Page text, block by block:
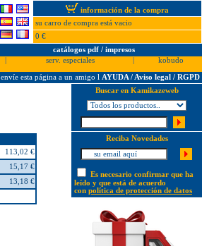
información de la compra
su carro de compra está vacio
0 €
catálogos pdf / impresos
serv. especiales
kobudo
envíe esta página a un amigo l AYUDA / Aviso legal / RGPD
113,02 €
15,17 €
13,18 €
Buscar en Kamikazeweb
Reciba Novedades
Es necesario confirmar que ha
leído y que está de acuerdo
con política de protección de datos